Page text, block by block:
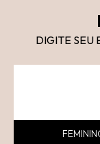
DIGITE SEU